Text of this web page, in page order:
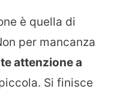
è quella di
per mancanza
attenzione a
Si finisce